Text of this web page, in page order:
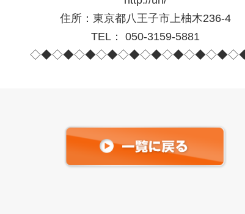
住所：東京都八王子市上柚木236-4
TEL： 050-3159-5881